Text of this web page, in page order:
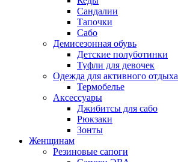
Сандалии
Тапочки
Сабо
Демисезонная обувь
Детские полуботинки
Туфли для девочек
Одежда для активного отдыха
Термобелье
Аксессуары
Джибитсы для сабо
Рюкзаки
Зонты
Женщинам
Резиновые сапоги